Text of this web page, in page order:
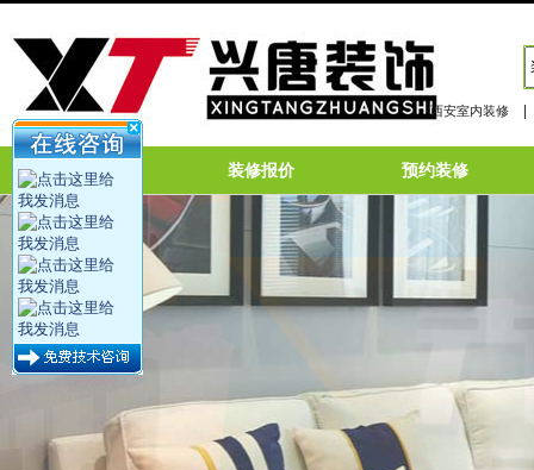
西安室内装修
网站首页 装修报价 预约装修